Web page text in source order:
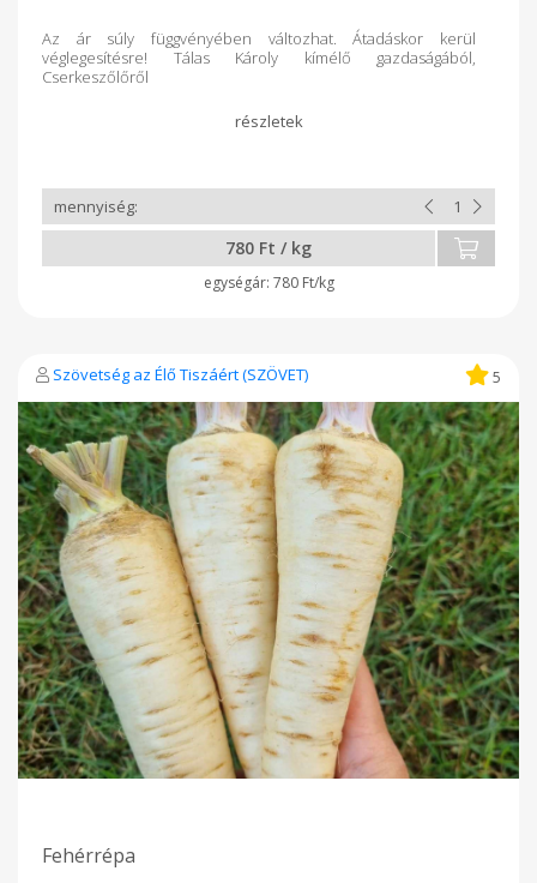
Az ár súly függvényében változhat. Átadáskor kerül
véglegesítésre! Tálas Károly kímélő gazdaságából,
Cserkeszőlőről
780 Ft / kg
780 Ft/kg
Szövetség az Élő Tiszáért (SZÖVET) 5
Fehérrépa